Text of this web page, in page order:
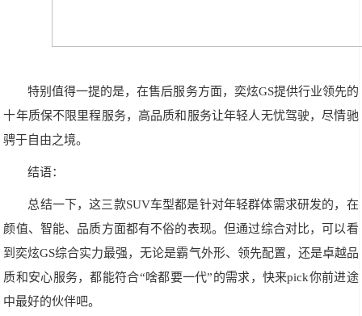
特别值得一提的是，在售后服务方面，奕炫GS提供行业领先的
十年质保不限里程服务，高品质和服务让年轻人无忧驾驶，尽情驰
骋于自由之境。
结语：
总结一下，这三款SUV车型都是针对年轻群体需求研发的，在
颜值、智能、品质方面都有不俗的表现。但通过综合对比，可以看
到奕炫GS综合实力最强，无论是霸气外形、领先配置，还是卓越品
质和安心服务，都能符合“啥都要一代”的需求，快来pick你前进途
中最好的伙伴吧。